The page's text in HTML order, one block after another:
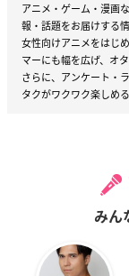
アニメ・ゲーム・漫画
報・話題をお届けする
女性向けアニメをはじ
マーにも幅を広げ、オ
さらに、アンケート・
タクがワクワク楽しめ
みん